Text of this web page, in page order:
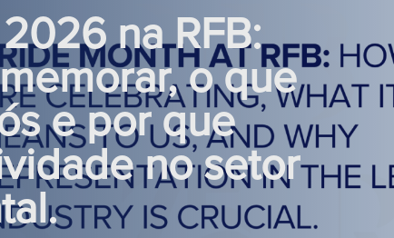
na RFB:
o que
e por que
no setor